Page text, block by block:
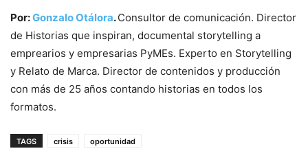
Por:Gonzalo Otálora.Consultor de comunicación. Director
de Historias que inspiran, documental storytelling a
emprearios y empresarias PyMEs. Experto en Storytelling
y Relato de Marca. Director de contenidos y producción
con más de 25 años contando historias en todos los
formatos.
TAGS crisis oportunidad